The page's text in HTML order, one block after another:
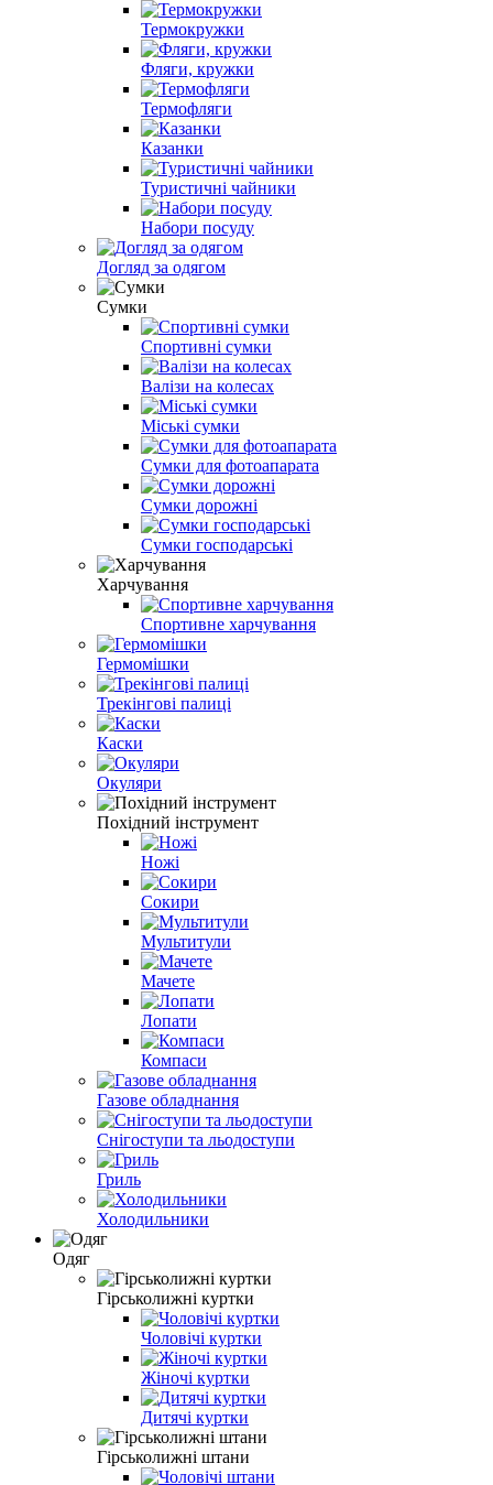
Термокружки
Фляги, кружки
Термофляги
Казанки
Туристичні чайники
Набори посуду
Догляд за одягом
Сумки
Спортивні сумки
Валізи на колесах
Міські сумки
Сумки для фотоапарата
Сумки дорожні
Сумки господарські
Харчування
Спортивне харчування
Гермомішки
Трекінгові палиці
Каски
Окуляри
Похідний інструмент
Ножі
Сокири
Мультитули
Мачете
Лопати
Компаси
Газове обладнання
Снігоступи та льодоступи
Гриль
Холодильники
Одяг
Гірськолижні куртки
Чоловічі куртки
Жіночі куртки
Дитячі куртки
Гірськолижні штани